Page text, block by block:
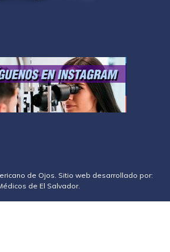
de Ojos. Sitio web desarrollado por:
de El Salvador.